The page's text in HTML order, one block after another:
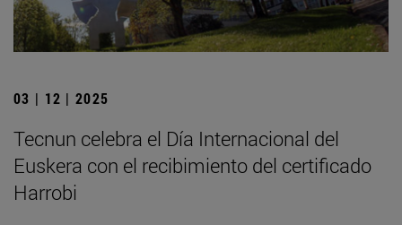
03 | 12 | 2025
Tecnun celebra el Día Internacional del
Euskera con el recibimiento del certificado
Harrobi